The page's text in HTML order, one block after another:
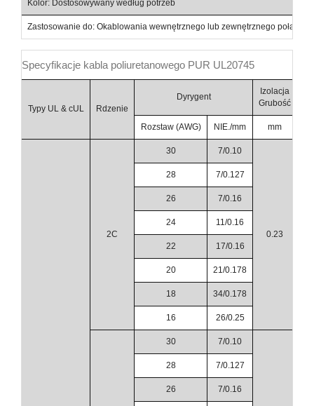
Kolor: Dostosowywany według potrzeb
Zastosowanie do: Okablowania wewnętrznego lub zewnętrznego
Specyfikacje kabla poliuretanowego PUR UL20745
Typy UL & cUL Rdzenie
Dyrygent
Izolacja
Grubość
Rozstaw (AWG) NIE./mm mm
2C
30 7/0.10
0.23
28 7/0.127
26 7/0.16
24 11/0.16
22 17/0.16
20 21/0.178
18 34/0.178
16 26/0.25
30 7/0.10
28 7/0.127
26 7/0.16